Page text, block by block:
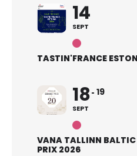
14
SEPT
TASTIN'FRANCE
18
SEPT
19
VANA TALLINN
PRIX 2026